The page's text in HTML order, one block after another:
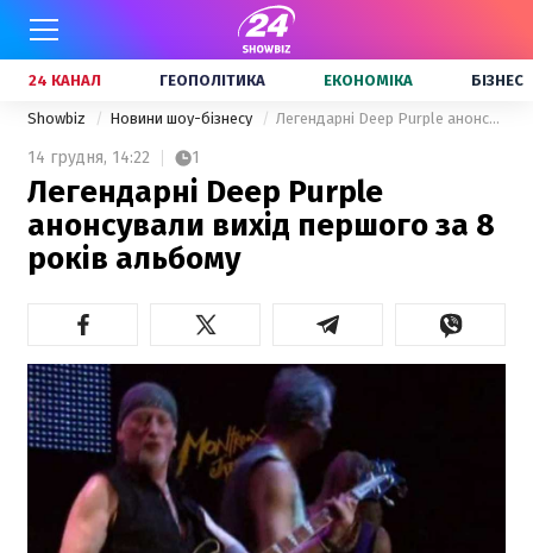
24 КАНАЛ ГЕОПОЛІТИКА ЕКОНОМІКА БІЗНЕС
Showbiz Новини шоу-бізнесу Легендарні Deep Purple анонсували вихід першого за 8 років альбому
14 грудня, 14:22 1
Легендарні Deep Purple
анонсували вихід першого за 8
років альбому